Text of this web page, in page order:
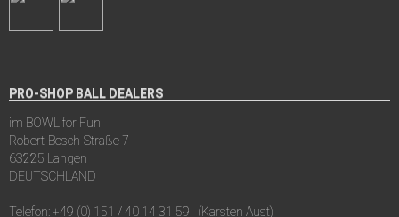
PRO-SHOP BALL DEALERS
im BOWL for Fun
Robert-Bosch-Straße 7
63225 Langen
DEUTSCHLAND
Telefon:+49 (0) 151 / 40 14 31 59
(Karsten Aust)